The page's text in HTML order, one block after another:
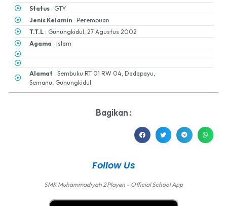
Status : GTY
Jenis Kelamin : Perempuan
T.T.L : Gunungkidul, 27 Agustus 2002
Agama : Islam
Alamat : Sembuku RT 01 RW 04, Dadapayu,
Semanu, Gunungkidul
Bagikan :
Follow Us
SMK Muhammadiyah 2 Playen – Official School App